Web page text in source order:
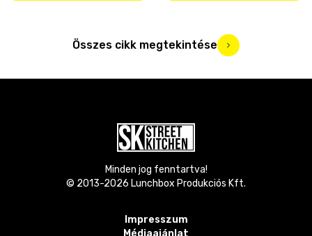
Összes cikk megtekintése
Minden jog fenntartva!
© 2013-2026 Lunchbox Produkciós Kft.
Impresszum